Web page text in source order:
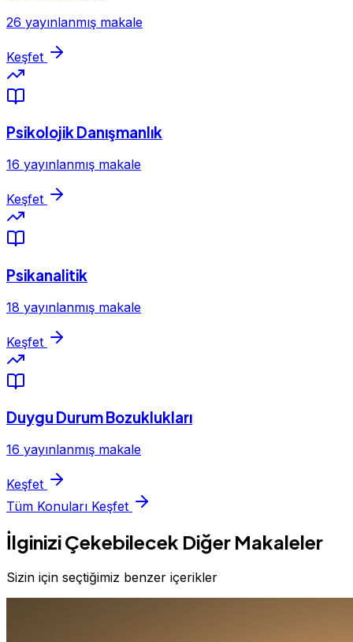
26 yayınlanmış makale
Keşfet
Psikolojik Danışmanlık
16 yayınlanmış makale
Keşfet
Psikanalitik
18 yayınlanmış makale
Keşfet
Duygu Durum Bozuklukları
16 yayınlanmış makale
Keşfet
Tüm Konuları Keşfet
İlginizi Çekebilecek Diğer Makaleler
Sizin için seçtiğimiz benzer içerikler